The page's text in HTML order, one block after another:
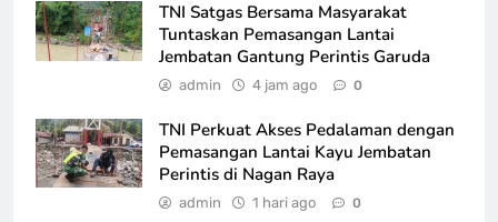
TNI Satgas Bersama Masyarakat
Tuntaskan Pemasangan Lantai
Jembatan Gantung Perintis Garuda
admin 4 jam ago 0
TNI Perkuat Akses Pedalaman dengan
Pemasangan Lantai Kayu Jembatan
Perintis di Nagan Raya
admin 1 hari ago 0